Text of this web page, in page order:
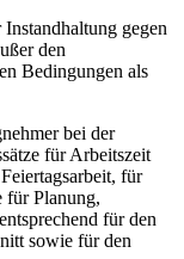
gegen
den
Bedingungen als
bei der
für Arbeitszeit
für
für Planung,
für den
sowie für den